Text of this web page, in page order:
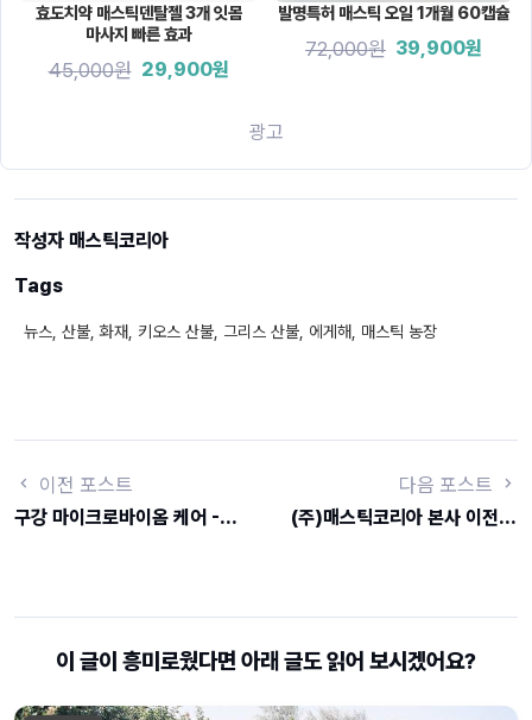
효도치약 매스틱덴탈젤 3개 잇몸
마사지 빠른 효과
45,000원 29,900원
발명특허 매스틱 오일 1개월 60캡슐
72,000원 39,900원
광고
작성자 매스틱코리아
Tags
뉴스, 산불, 화재, 키오스 산불, 그리스 산불, 에게해, 매스틱 농장
이전 포스트
구강 마이크로바이옴 케어 - 내 몸을 지키는 힘
다음 포스트
(주)매스틱코리아 본사 이전 안내
이 글이 흥미로웠다면 아래 글도 읽어 보시겠어요?